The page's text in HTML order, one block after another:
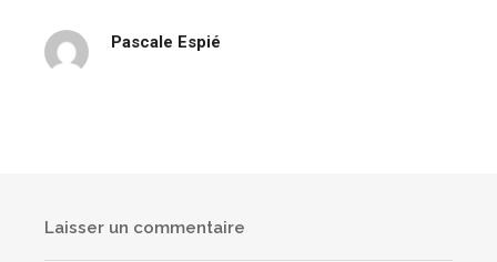
Pascale Espié
Laisser un commentaire